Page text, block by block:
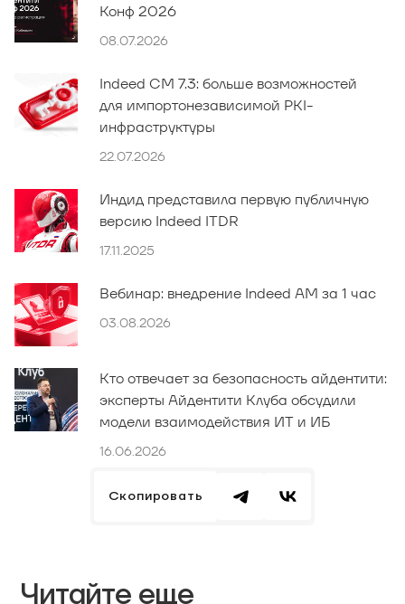
Конф 2026
08.07.2026
Indeed CM 7.3: больше возможностей
для импортонезависимой PKI-
инфраструктуры
22.07.2026
Индид представила первую публичную
версию Indeed ITDR
17.11.2025
Вебинар: внедрение Indeed AM за 1 час
03.08.2026
Кто отвечает за безопасность айдентити:
эксперты Айдентити Клуба обсудили
модели взаимодействия ИТ и ИБ
16.06.2026
Скопировать
Читайте еще